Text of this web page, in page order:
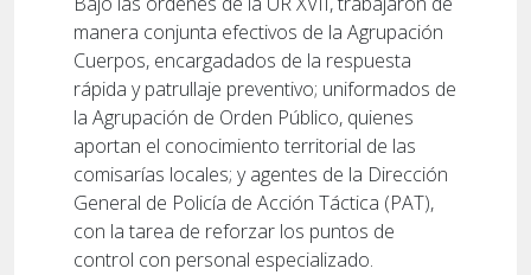
manera conjunta efectivos de la Agrupación
Cuerpos, encargadados de la respuesta
rápida y patrullaje preventivo; uniformados de
la Agrupación de Orden Público, quienes
aportan el conocimiento territorial de las
comisarías locales; y agentes de la Dirección
General de Policía de Acción Táctica (PAT),
con la tarea de reforzar los puntos de
control con personal especializado.